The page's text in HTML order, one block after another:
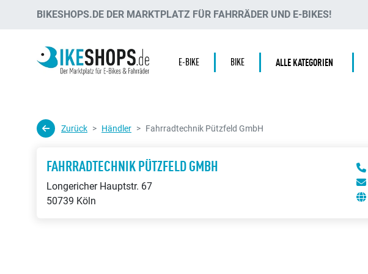
BIKESHOPS.DE DER MARKTPLATZ FÜR FAHRRÄDER UND E-BIKES!
E-BIKE BIKE ALLE KATEGORIEN
Zurück Händler Fahrradtechnik Pützfeld GmbH
FAHRRADTECHNIK PÜTZFELD GMBH
Longericher Hauptstr. 67
50739 Köln